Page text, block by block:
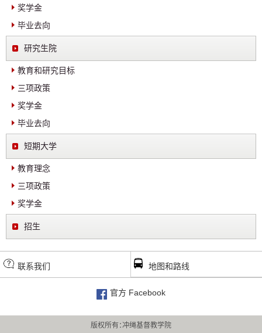
奖学金
毕业去向
研究生院
教育和研究目标
三项政策
奖学金
毕业去向
短期大学
教育理念
三项政策
奖学金
招生
联系我们 地图和路线
官方 Facebook
版权所有：冲绳基督教学院